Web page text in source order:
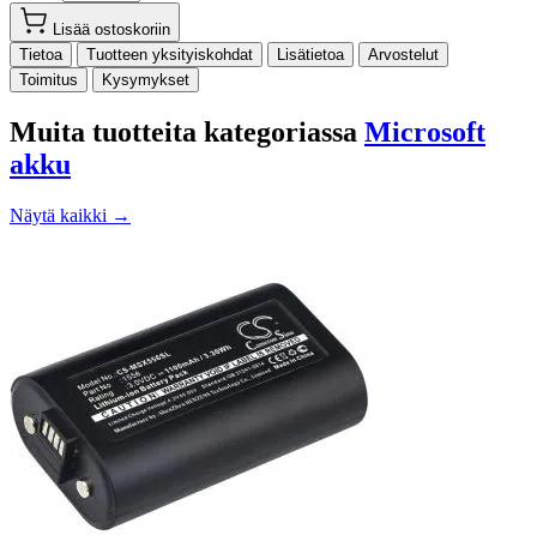
Lisää ostoskoriin
Tietoa
Tuotteen yksityiskohdat Lisätietoa
Arvostelut
Toimitus
Kysymykset
Muita tuotteita kategoriassa Microsoft
akku
Näytä kaikki →